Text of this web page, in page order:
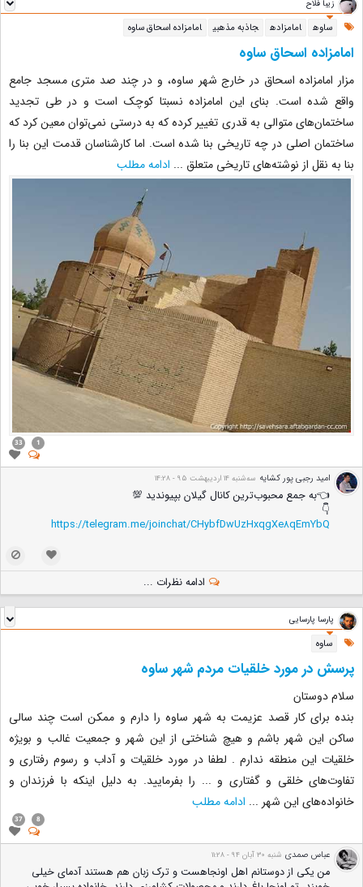
زیبا فلاح
ساوه امامزاده جاذبه مذهبی امامزاده اسحاق ساوه
امامزاده اسحاق ساوه
مزار امامزاده اسحاق در خارج شهر ساوه، و در چند صد متری مسجد جامع
واقع شده ‏است. بنای این امامزاده نسبتا کوچک است و در طی تجدید
ساختمان‌های متوالی به قدری ‏تغییر کرده که به درستی نمی‌توان معین کرد که
ساختمان اصلی در چه تاریخی بنا شده است. اما کارشناسان قدمت این بنا را
بنا به نقل از نوشته‌های تاریخی متعلق ... ادامه مطلب
1
33
امید رجبی پور کشایه ﺳﻪشنبه 14 اردیبهشت 95 - 14:28
👈به جمع محبوب‌ترین کانال گیلان بپیوندید 💯
👇
https://telegram.me/joinchat/CHybfDwUzHxqgXe8qEmYbQ
ادامه نظرات ...
پارسا پارسایی
ساوه
پرسش در مورد خلقیات مردم شهر ساوه
سلام دوستان
بنده برای کار قصد عزیمت به شهر ساوه را دارم و ممکن است چند سالی
ساکن این شهر باشم و هیچ شناختی از این شهر و جمعیت غالب و بویژه
خلقیات این منطقه ندارم . لطفا در مورد خلقیات و آداب و رسوم رفتاری و
تفاوت‌های خلقی و گفتاری و ... را بفرمایید. به دلیل اینکه با فرزندان و
خانواده‌های این شهر ... ادامه مطلب
8
37
عباس صمدی شنبه 30 آبان 94 - 11:28
من یکی از دوستانم اهل اونجاهست و ترک زبان هم هستند آدمای خیلی